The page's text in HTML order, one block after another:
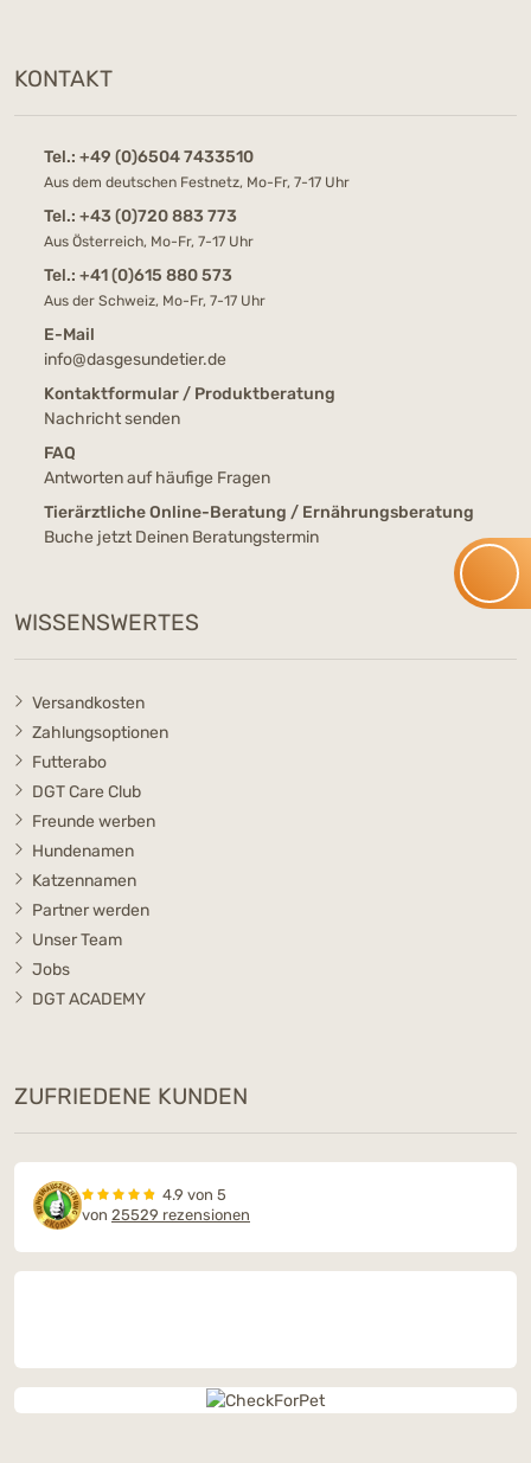
KONTAKT
Tel.: +49 (0)6504 7433510
Aus dem deutschen Festnetz, Mo-Fr, 7-17 Uhr
Tel.: +43 (0)720 883 773
Aus Österreich, Mo-Fr, 7-17 Uhr
Tel.: +41 (0)615 880 573
Aus der Schweiz, Mo-Fr, 7-17 Uhr
E-Mail
info@dasgesundetier.de
Kontaktformular / Produktberatung
Nachricht senden
FAQ
Antworten auf häufige Fragen
Tierärztliche Online-Beratung / Ernährungsberatung
Buche jetzt Deinen Beratungstermin
WISSENSWERTES
Versandkosten
Zahlungsoptionen
Futterabo
DGT Care Club
Freunde werben
Hundenamen
Katzennamen
Partner werden
Unser Team
Jobs
DGT ACADEMY
ZUFRIEDENE KUNDEN
4.9 von 5
von 25529 rezensionen